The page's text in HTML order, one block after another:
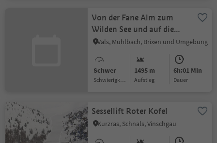
Von der Fane Alm zum
Wilden See und auf die
Wilde Kreuzspitze
Vals, Mühlbach, Brixen und Umgebung
Schwer
Schwierigkeitsgrad
1495 m
Aufstieg
6h:01 Min
Dauer
Sessellift Roter Kofel
Kurzras, Schnals, Vinschgau